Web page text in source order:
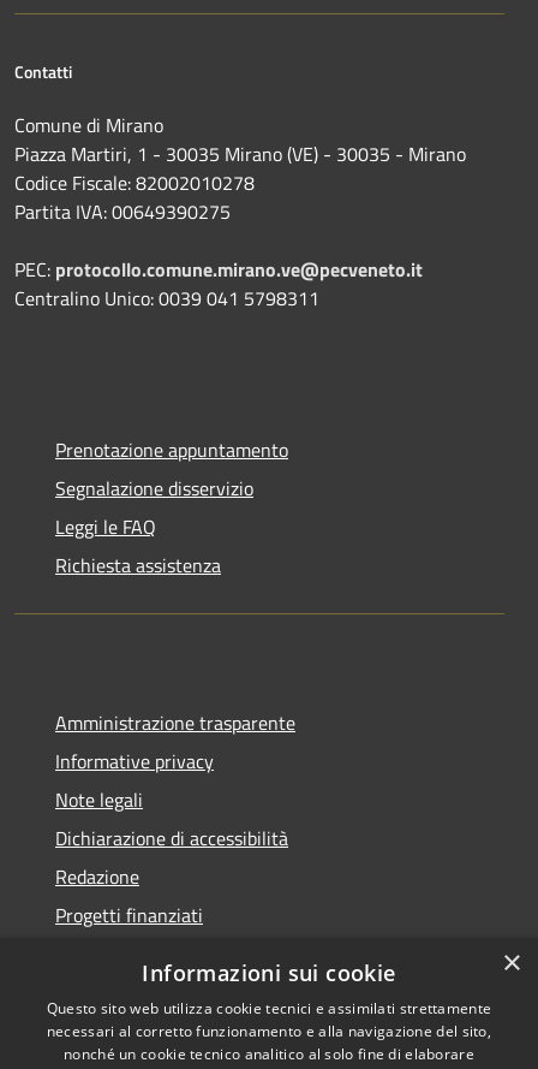
Contatti
Comune di Mirano
Piazza Martiri, 1 - 30035 Mirano (VE) - 30035 - Mirano
Codice Fiscale: 82002010278
Partita IVA: 00649390275
PEC: protocollo.comune.mirano.ve@pecveneto.it
Centralino Unico: 0039 041 5798311
Prenotazione appuntamento
Segnalazione disservizio
Leggi le FAQ
Richiesta assistenza
Amministrazione trasparente
Informative privacy
Note legali
Dichiarazione di accessibilità
Redazione
Progetti finanziati
RSS
Dichiarazione di
×
Informazioni sui cookie
Questo sito web utilizza cookie tecnici e assimilati strettamente
necessari al corretto funzionamento e alla navigazione del sito,
nonché un cookie tecnico analitico al solo fine di elaborare